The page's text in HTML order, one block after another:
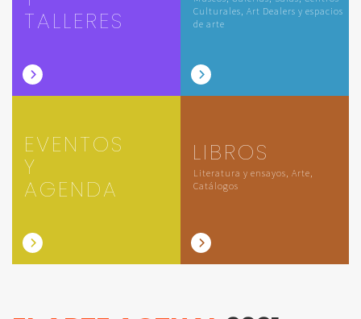
TALLERES
Culturales, Art Dealers y espacios
de arte
EVENTOS
Y
AGENDA
LIBROS
Literatura y ensayos, Arte,
Catálogos